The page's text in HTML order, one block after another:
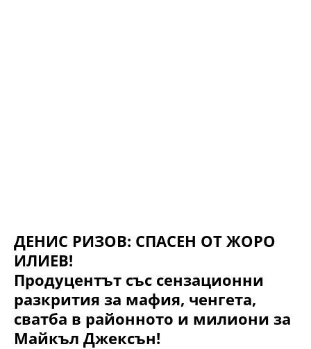
ДЕНИС РИЗОВ: СПАСЕН ОТ ЖОРО
ИЛИЕВ!
Продуцентът със сензационни
разкрития за мафия, ченгета,
сватба в районното и милиони за
Майкъл Джексън!